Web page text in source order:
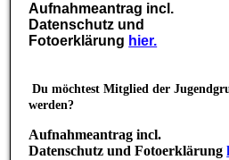
Aufnahmeantrag incl.
Datenschutz und
Fotoerklärung hier.
Du möchtest Mitglied der
werden?
Aufnahmeantrag incl.
Datenschutz und Fotoerklärung